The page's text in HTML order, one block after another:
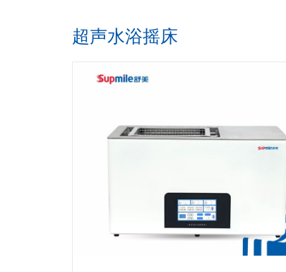
超声水浴摇床